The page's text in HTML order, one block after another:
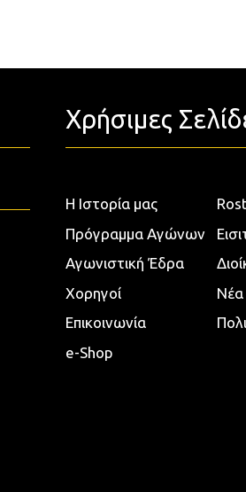
Χρήσιμες
Η Ιστορία μας
Πρόγραμμα Αγώνων
Αγωνιστική Έδρα
Χορηγοί
Νέα
Επικοινωνία
e-Shop